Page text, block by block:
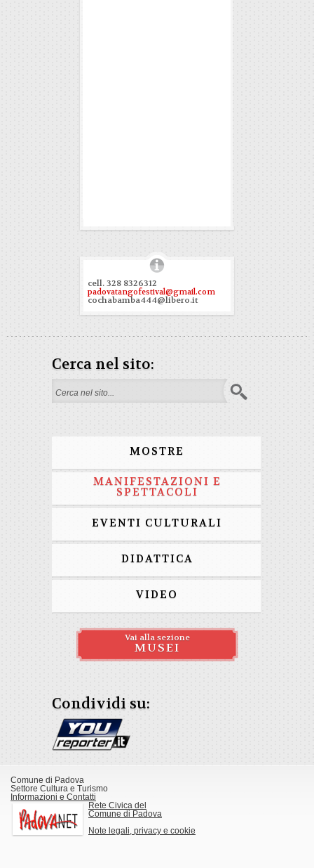
cell. 328 8326312
padovatangofestival@gmail.com
cochabamba444@libero.it
Cerca nel sito:
Form di ricerca
MOSTRE
MANIFESTAZIONI E
SPETTACOLI
EVENTI CULTURALI
DIDATTICA
VIDEO
Vai alla sezione
MUSEI
Condividi su:
Comune di Padova
Settore Cultura e Turismo
Informazioni e Contatti
Rete Civica del
Comune di Padova
Note legali, privacy e cookie